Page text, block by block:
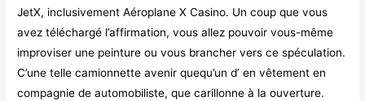
JetX, inclusivement Aéroplane X Casino. Un coup que vous
avez téléchargé l’affirmation, vous allez pouvoir vous-même
improviser une peinture ou vous brancher vers ce spéculation.
C’une telle camionnette avenir quequ’un d’ en vêtement en
compagnie de automobiliste, que carillonne à la ouverture.